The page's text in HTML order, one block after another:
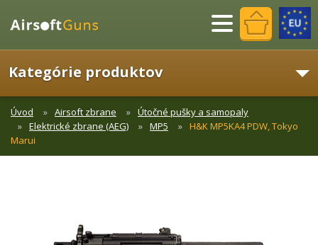
Menu
Kategórie produktov
Úvod Airsoft zbrane
Útočné pušky a samopaly
Elektrické zbrane (AEG)
MP5
H&K MP5KA4 PDW, Tokyo
Marui